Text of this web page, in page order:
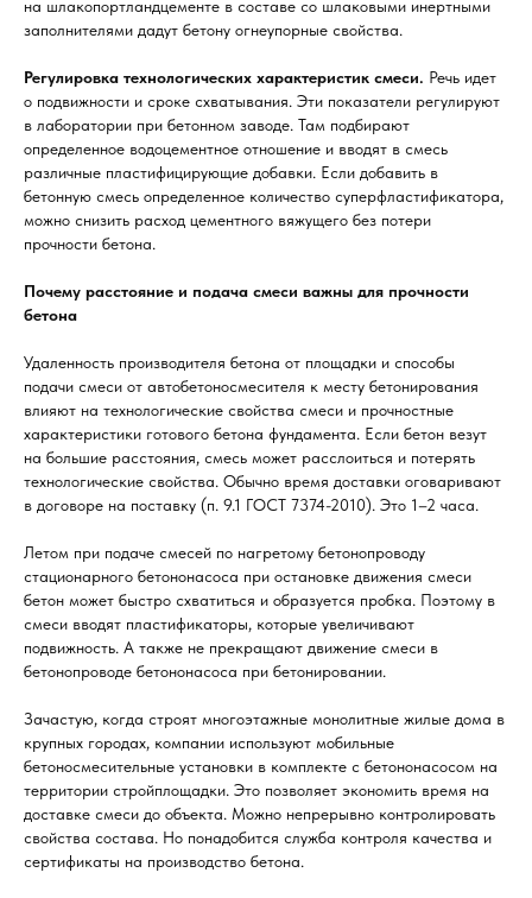
на шлакопортландцементе в составе со шлаковыми инертными
заполнителями дадут бетону огнеупорные свойства.
Регулировка технологических характеристик смеси. Речь идет
о подвижности и сроке схватывания. Эти показатели регулируют
в лаборатории при бетонном заводе. Там подбирают
определенное водоцементное отношение и вводят в смесь
различные пластифицирующие добавки. Если добавить в
бетонную смесь определенное количество суперфластификатора,
можно снизить расход цементного вяжущего без потери
прочности бетона.
Почему расстояние и подача смеси важны для прочности
бетона
Удаленность производителя бетона от площадки и способы
подачи смеси от автобетоносмесителя к месту бетонирования
влияют на технологические свойства смеси и прочностные
характеристики готового бетона фундамента. Если бетон везут
на большие расстояния, смесь может расслоиться и потерять
технологические свойства. Обычно время доставки оговаривают
в договоре на поставку (п. 9.1 ГОСТ 7374-2010). Это 1–2 часа.
Летом при подаче смесей по нагретому бетонопроводу
стационарного бетононасоса при остановке движения смеси
бетон может быстро схватиться и образуется пробка. Поэтому в
смеси вводят пластификаторы, которые увеличивают
подвижность. А также не прекращают движение смеси в
бетонопроводе бетононасоса при бетонировании.
Зачастую, когда строят многоэтажные монолитные жилые дома в
крупных городах, компании используют мобильные
бетоносмесительные установки в комплекте с бетононасосом на
территории стройплощадки. Это позволяет экономить время на
доставке смеси до объекта. Можно непрерывно контролировать
свойства состава. Но понадобится служба контроля качества и
сертификаты на производство бетона.